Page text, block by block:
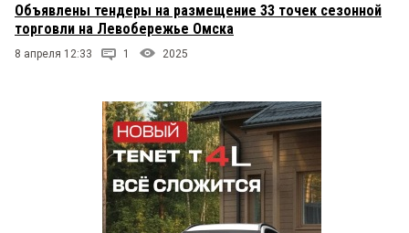
Объявлены тендеры на размещение 33 точек сезонной
торговли на Левобережье Омска
8 апреля 12:33 1 2025